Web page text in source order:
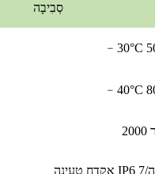
סְבִיבָה
﹣
﹣